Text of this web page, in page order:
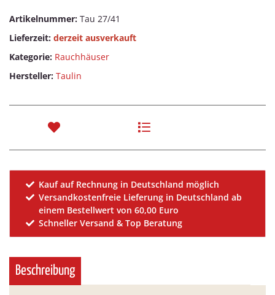
Artikelnummer: Tau 27/41
Lieferzeit: derzeit ausverkauft
Kategorie: Rauchhäuser
Hersteller: Taulin
Kauf auf Rechnung in Deutschland möglich
Versandkostenfreie Lieferung in Deutschland ab
einem Bestellwert von 60,00 Euro
Schneller Versand & Top Beratung
Beschreibung